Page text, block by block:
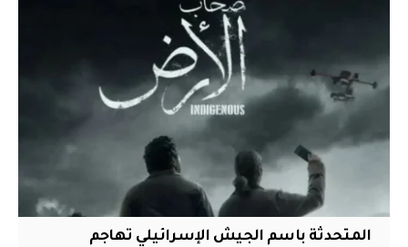
المتحدثة باسم الجيش الإسرائيلي تهاجم